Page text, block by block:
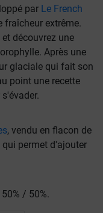
par Le French
fraîcheur extrême.
découvrez une
Après une
glaciale qui fait son
point une recette
, vendu en flacon de
permet d'ajouter
/ 50%.